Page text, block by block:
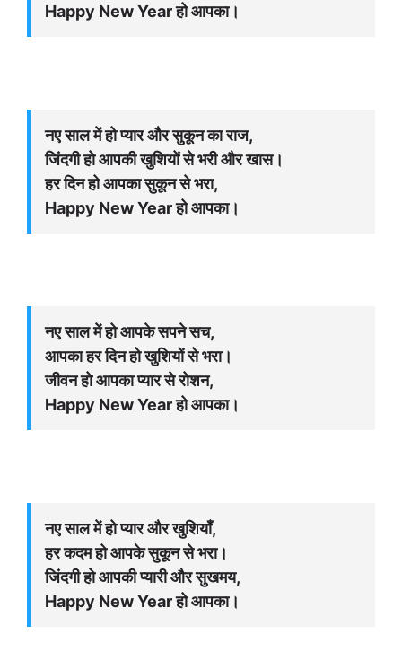
Happy New Year हो आपका।
नए साल में हो प्यार और सुकून का राज,
जिंदगी हो आपकी खुशियों से भरी और खास।
हर दिन हो आपका सुकून से भरा,
Happy New Year हो आपका।
नए साल में हो आपके सपने सच,
आपका हर दिन हो खुशियों से भरा।
जीवन हो आपका प्यार से रोशन,
Happy New Year हो आपका।
नए साल में हो प्यार और खुशियाँ,
हर कदम हो आपके सुकून से भरा।
जिंदगी हो आपकी प्यारी और सुखमय,
Happy New Year हो आपका।